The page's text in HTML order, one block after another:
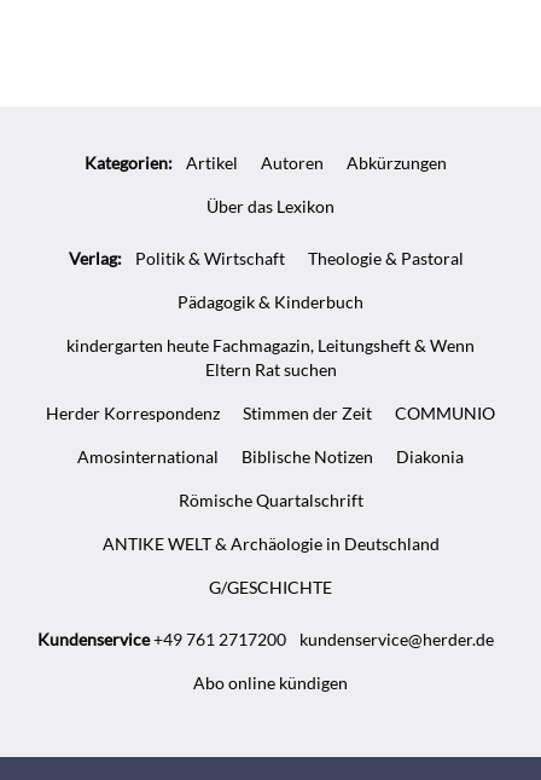
InfosKategorien: Artikel Autoren Abkürzungen
Über das Lexikon
Verlag: Politik & Wirtschaft Theologie & Pastoral
Pädagogik & Kinderbuch
kindergarten heute Fachmagazin, Leitungsheft & Wenn
Eltern Rat suchen
Herder Korrespondenz Stimmen der Zeit COMMUNIO
Amosinternational Biblische Notizen Diakonia
Römische Quartalschrift
ANTIKE WELT & Archäologie in Deutschland
G/GESCHICHTE
Kundenservice+49 761 2717200 kundenservice@herder.de
Abo online kündigen